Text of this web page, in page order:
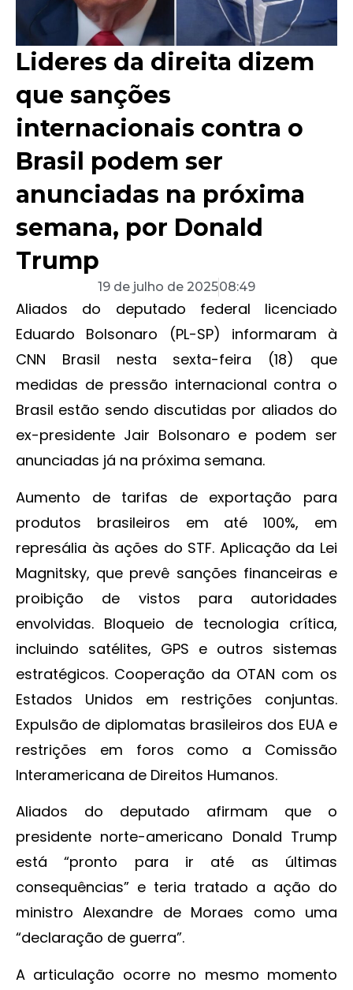
Lideres da direita dizem
que sanções
internacionais contra o
Brasil podem ser
anunciadas na próxima
semana, por Donald
Trump
19 de julho de 202508:49
Aliados do deputado federal licenciado
Eduardo Bolsonaro (PL-SP) informaram à
CNN Brasil nesta sexta-feira (18) que
medidas de pressão internacional contra o
Brasil estão sendo discutidas por aliados do
ex-presidente Jair Bolsonaro e podem ser
anunciadas já na próxima semana.
Aumento de tarifas de exportação para
produtos brasileiros em até 100%, em
represália às ações do STF. Aplicação da Lei
Magnitsky, que prevê sanções financeiras e
proibição de vistos para autoridades
envolvidas. Bloqueio de tecnologia crítica,
incluindo satélites, GPS e outros sistemas
estratégicos. Cooperação da OTAN com os
Estados Unidos em restrições conjuntas.
Expulsão de diplomatas brasileiros dos EUA e
restrições em foros como a Comissão
Interamericana de Direitos Humanos.
Aliados do deputado afirmam que o
presidente norte-americano Donald Trump
está “pronto para ir até as últimas
consequências” e teria tratado a ação do
ministro Alexandre de Moraes como uma
“declaração de guerra”.
A articulação ocorre no mesmo momento